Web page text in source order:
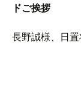
ドご挨拶
長野誠様、日